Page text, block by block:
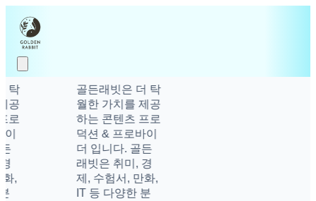
골든래빗은 더 탁
월한 가치를 제공
하는 콘텐츠 프로
덕션 & 프로바이
더 입니다. 골든
래빗은 취미, 경
제, 수험서, 만화,
IT 등 다양한 분